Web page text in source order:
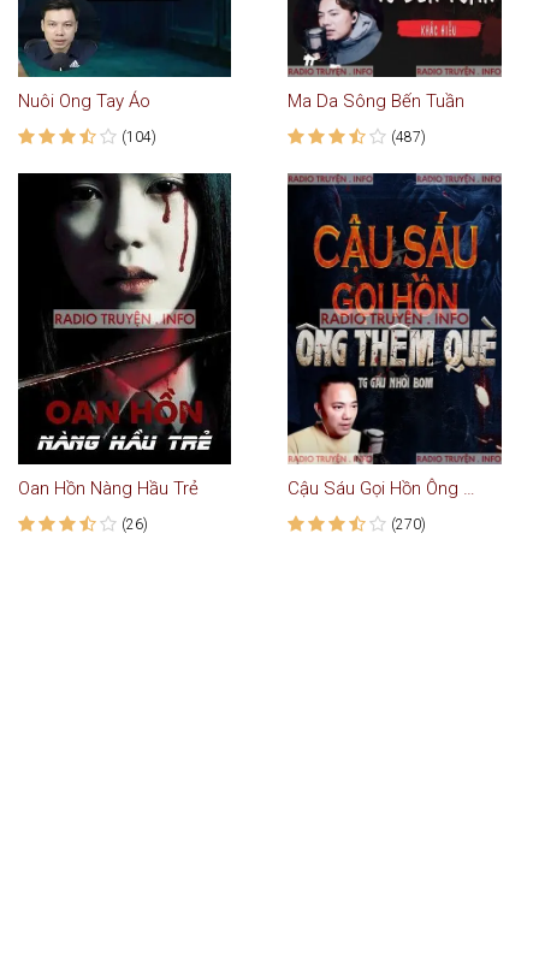
Nuôi Ong Tay Áo
(104)
Ma Da Sông Bến Tuần
(487)
Oan Hồn Nàng Hầu Trẻ
(26)
Cậu Sáu Gọi Hồn Ông Thêm Què
(270)